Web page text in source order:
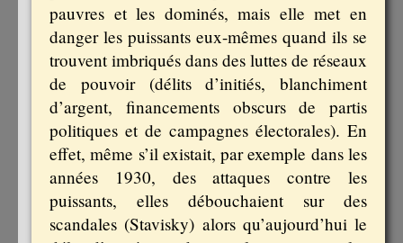
pauvres et les dominés, mais elle met en
danger les puissants eux-mêmes quand ils se
trouvent imbriqués dans des luttes de réseaux
de pouvoir (délits d’initiés, blanchiment
d’argent, financements obscurs de partis
politiques et de campagnes électorales). En
effet, même s’il existait, par exemple dans les
années 1930, des attaques contre les
puissants, elles débouchaient sur des
scandales (Stavisky) alors qu’aujourd’hui le